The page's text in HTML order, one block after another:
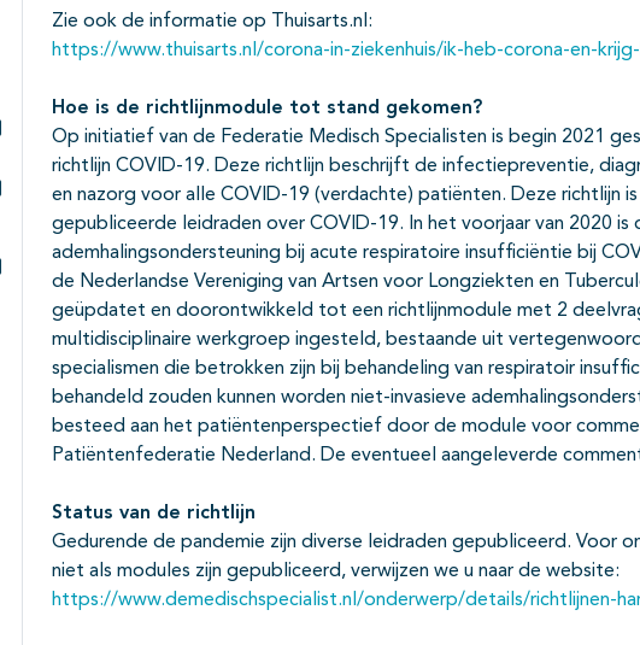
Subpagina's open- en dichtklappen
Subpagina's open- en dichtklappen
Subpagina's open- en dichtklappen
Zie ook de informatie op Thuisarts.nl:
https://www.thuisarts.nl/corona-in-ziekenhuis/ik-heb-corona-en-
Hoe is de richtlijnmodule tot stand gekomen?
Op initiatief van de Federatie Medisch Specialisten is begin 2021
richtlijn COVID-19. Deze richtlijn beschrijft de infectiepreventie,
en nazorg voor alle COVID-19 (verdachte) patiënten. Deze richtlijn
gepubliceerde leidraden over COVID-19. In het voorjaar van 2020 is
ademhalingsondersteuning bij acute respiratoire insufficiëntie bij
de Nederlandse Vereniging van Artsen voor Longziekten en
geüpdatet en doorontwikkeld tot een richtlijnmodule met 2
multidisciplinaire werkgroep ingesteld, bestaande uit
specialismen die betrokken zijn bij behandeling van respiratoir
behandeld zouden kunnen worden niet-invasieve
besteed aan het patiëntenperspectief door de module voor
Patiëntenfederatie Nederland. De eventueel aangeleverde
Status van de richtlijn
Gedurende de pandemie zijn diverse leidraden gepubliceerd. Voor
niet als modules zijn gepubliceerd, verwijzen we u naar de website:
https://www.demedischspecialist.nl/onderwerp/details/richtlijnen-